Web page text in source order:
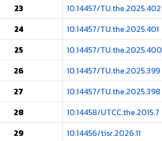
23
10.14457/TU.the.2025.402
24
10.14457/TU.the.2025.401
25
10.14457/TU.the.2025.400
26
10.14457/TU.the.2025.399
27
10.14457/TU.the.2025.398
28
10.14458/UTCC.the.2015.7
29
10.14456/tisr.2026.11